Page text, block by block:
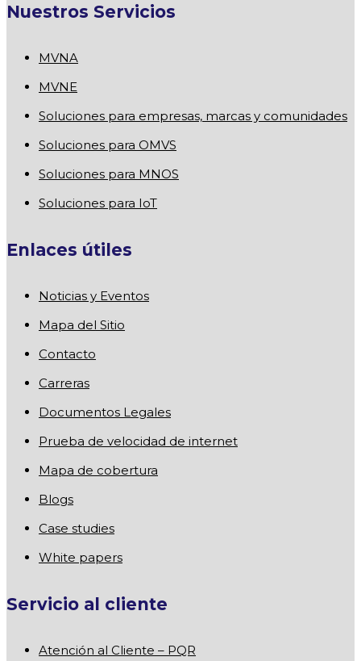
Nuestros Servicios
MVNA
MVNE
Soluciones para empresas, marcas y comunidades
Soluciones para OMVS
Soluciones para MNOS
Soluciones para IoT
Enlaces útiles
Noticias y Eventos
Mapa del Sitio
Contacto
Carreras
Documentos Legales
Prueba de velocidad de internet
Mapa de cobertura
Blogs
Case studies
White papers
Servicio al cliente
Atención al Cliente – PQR